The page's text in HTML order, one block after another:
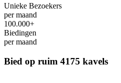
Unieke Bezoekers
per maand
100.000+
Biedingen
per maand
Bied op ruim 4175 kavels